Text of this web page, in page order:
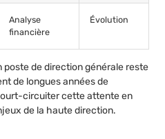
Analyse
financière
Évolution
poste de direction générale reste
de longues années de
circuiter cette attente en
de la haute direction.